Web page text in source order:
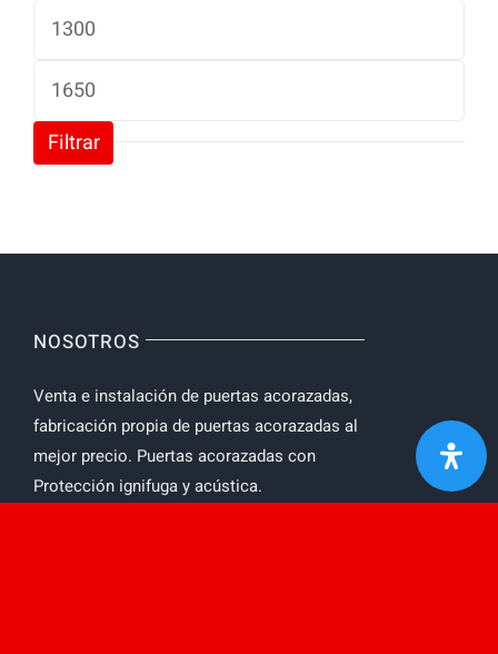
Precio
Precio
máximo
Filtrar
NOSOTROS
Venta e instalación de puertas acorazadas,
fabricación propia de puertas acorazadas al
mejor precio. Puertas acorazadas con
Protección ignifuga y acústica.